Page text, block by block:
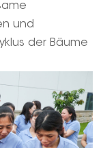
und
der Bäume